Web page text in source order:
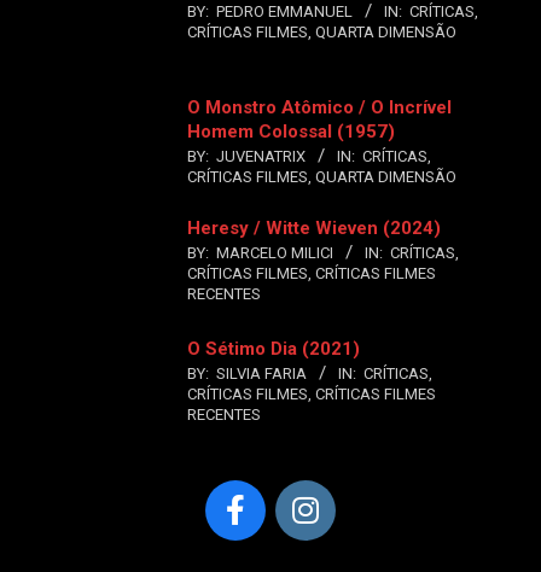
BY: PEDRO EMMANUEL IN: CRÍTICAS,
CRÍTICAS FILMES, QUARTA DIMENSÃO
O Monstro Atômico / O Incrível
Homem Colossal (1957)
BY: JUVENATRIX IN: CRÍTICAS,
CRÍTICAS FILMES, QUARTA DIMENSÃO
Heresy / Witte Wieven (2024)
BY: MARCELO MILICI IN: CRÍTICAS,
CRÍTICAS FILMES, CRÍTICAS FILMES
RECENTES
O Sétimo Dia (2021)
BY: SILVIA FARIA IN: CRÍTICAS,
CRÍTICAS FILMES, CRÍTICAS FILMES
RECENTES